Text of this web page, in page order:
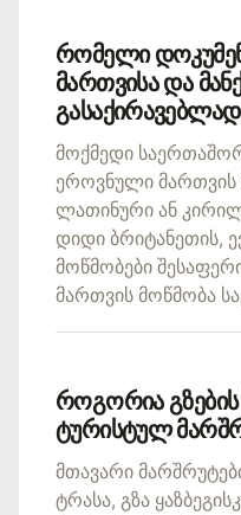
რომელი
მართვისა და
მოქმედი
ეროვნული მართვის
ლათინური ან
დიდი ბრიტანეთის,
მოწმობები
მართვის მოწმობა
როგორია
ტურისტულ
მთავარი
ტრასა, გზა